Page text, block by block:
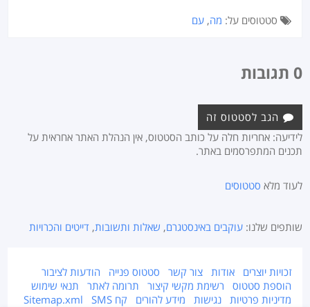
סטטוסים על: מה,עם
0 תגובות
הגב לסטטוס זה
לידיעה: אחריות חלה על כותב הסטטוס, אין הנהלת האתר אחראית על
תכנים המתפרסמים באתר.
לעוד מלא סטטוסים
שותפים שלנו:עוקבים באינסטגרם, שאלות ותשובות, דייטים והכרויות
זכויות יוצרים אודות צור קשר סטטוס פנייה
הודעות לציבור
הוספת סטטוס
רשימת מקשי קיצור תרומה לאתר
תנאי שימוש
מדיניות פרטיות
נגישות מידע להורים קח SMS Sitemap.xml